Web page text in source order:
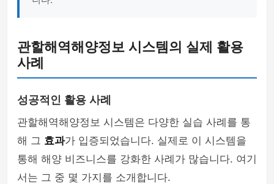
관할해역해양정보 시스템의 실제 활용
사례
성공적인 활용 사례
관할해역해양정보 시스템은 다양한 실습 사례를 통
해 그 효과가 입증되었습니다. 실제로 이 시스템을
통해 해양 비즈니스를 강화한 사례가 많습니다. 여기
서는 그 중 몇 가지를 소개합니다.